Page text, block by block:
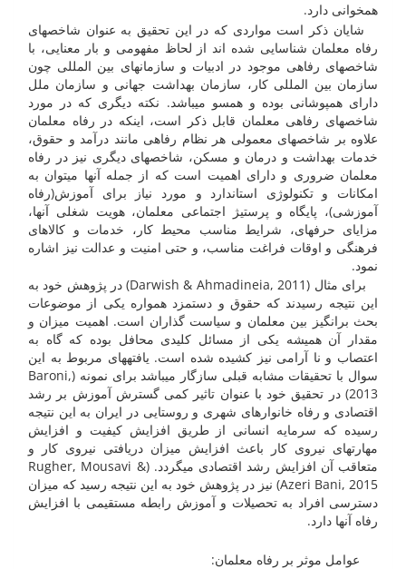
همخوانی دارد.
شایان ذکر است مواردی که در این تحقیق به عنوان شاخص­های
رفاه معلمان شناسایی شده اند از لحاظ مفهومی و بار معنایی، با
شاخص­های رفاهی موجود در ادبیات و سازمان­های بین المللی چون
سازمان بین المللی کار، سازمان بهداشت جهانی و سازمان ملل
دارای همپوشانی بوده و همسو می­باشد. نکته دیگری که در مورد
شاخص­های رفاهی معلمان قابل ذکر است، اینکه در رفاه معلمان
علاوه بر شاخص­های معمولی هر نظام رفاهی مانند درآمد و حقوق،
خدمات بهداشت و درمان و مسکن، شاخص­های دیگری نیز در رفاه
معلمان ضروری و دارای اهمیت است که از جمله آنها می­توان به
امکانات و تکنولوژی استاندارد و مورد نیاز برای آموزش(رفاه
آموزشی)، پایگاه و پرستیژ اجتماعی معلمان، هویت شغلی آنها،
مزایای حرفه­ای، شرایط مناسب محیط کار، خدمات و کالاهای
فرهنگی و اوقات فراغت مناسب، و حتی امنیت و عدالت نیز اشاره
نمود.
برای مثال (Darwish & Ahmadineia, 2011) در پژوهش خود به
این نتیجه رسیدند که حقوق و دستمزد همواره یکی از موضوعات
بحث برانگیز بین معلمان و سیاست گذاران است. اهمیت میزان و
مقدار آن همیشه یکی از مسائل کلیدی محافل بوده که گاه به
اعتصاب و نا آرامی نیز کشیده شده است. یافته­های مربوط به این
سوال با تحقیقات مشابه قبلی سازگار می­باشد برای نمونه (Baroni,
2013) در تحقیق خود با عنوان تاثیر کمی گسترش آموزش بر رشد
اقتصادی و رفاه خانوارهای شهری و روستایی در ایران به این نتیجه
رسیده که سرمایه انسانی از طریق افزایش کیفیت و افزایش
مهارت­های نیروی کار باعث افزایش میزان دریافتی نیروی کار و
متعاقب آن افزایش رشد اقتصادی می­گردد. (Rugher, Mousavi &
Azeri Bani, 2015) نیز در پژوهش خود به این نتیجه رسید که میزان
دسترسی افراد به تحصیلات و آموزش رابطه مستقیمی با افزایش
رفاه آنها دارد.
عوامل موثر بر رفاه معلمان: